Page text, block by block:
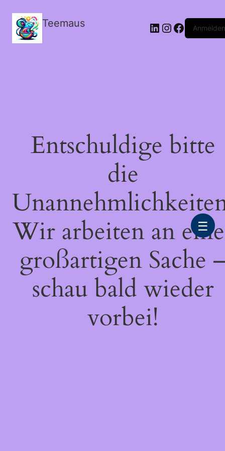
Teemaus LinkedIn
Instagram
FacebookAnmelden
Entschuldige bitte
die
Wir arbeiten an
großartigen Sache
schau bald wieder
vorbei!
☰